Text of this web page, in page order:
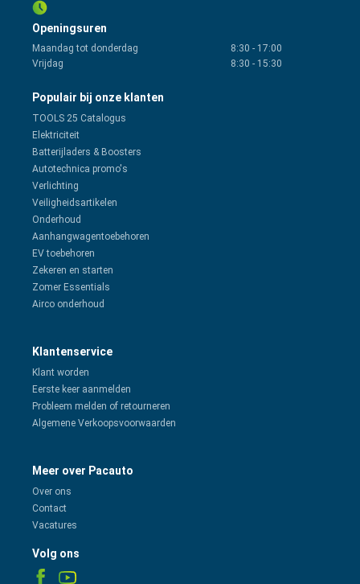
Openingsuren
Maandag tot donderdag 8:30 - 17:00
Vrijdag
8:30 - 15:30
Populair bij onze klanten
TOOLS 25 Catalogus
Elektriciteit
Batterijladers & Boosters
Autotechnica promo's
Verlichting
Veiligheidsartikelen
Onderhoud
Aanhangwagentoebehoren
EV toebehoren
Zekeren en starten
Zomer Essentials
Airco onderhoud
Klantenservice
Klant worden
Eerste keer aanmelden
Probleem melden of retourneren
Algemene Verkoopsvoorwaarden
Meer over Pacauto
Over ons
Contact
Vacatures
Volg ons